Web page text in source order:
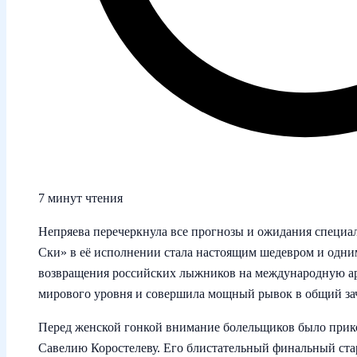
7 минут чтения
Непряева перечеркнула все прогнозы и ожидания
Ски» в её исполнении стала настоящим шедевром и
возвращения российских лыжников на международную
мирового уровня и совершила мощный рывок в общий
Перед женской гонкой внимание болельщиков было
Савелию Коростелеву. Его блистательный финальный